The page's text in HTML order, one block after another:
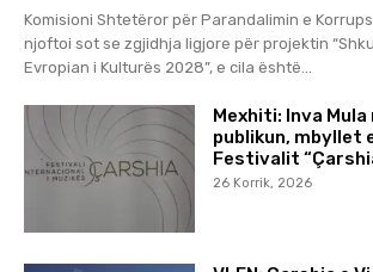
Komisioni Shtetëror për Parandalimin e
njoftoi sot se zgjidhja ligjore për projektin
Evropian i Kulturës 2028”, e cila është...
Mexhiti: Inva
publikun, mbyllet
Festivalit
26 Korrik, 2026